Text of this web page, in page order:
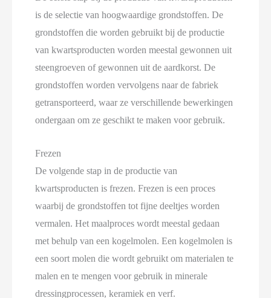
is de selectie van hoogwaardige grondstoffen. De
grondstoffen die worden gebruikt bij de productie
van kwartsproducten worden meestal gewonnen uit
steengroeven of gewonnen uit de aardkorst. De
grondstoffen worden vervolgens naar de fabriek
getransporteerd, waar ze verschillende bewerkingen
ondergaan om ze geschikt te maken voor gebruik.
Frezen
De volgende stap in de productie van
kwartsproducten is frezen. Frezen is een proces
waarbij de grondstoffen tot fijne deeltjes worden
vermalen. Het maalproces wordt meestal gedaan
met behulp van een kogelmolen. Een kogelmolen is
een soort molen die wordt gebruikt om materialen te
malen en te mengen voor gebruik in minerale
dressingprocessen, keramiek en verf.